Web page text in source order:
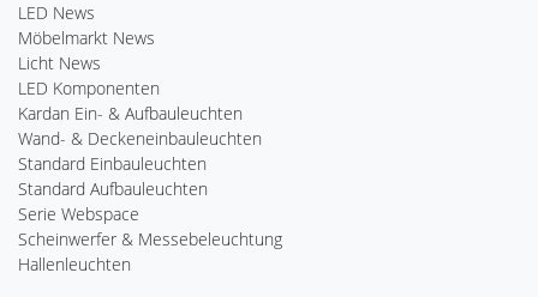
LED News
Möbelmarkt News
Licht News
LED Komponenten
Kardan Ein- & Aufbauleuchten
Wand- & Deckeneinbauleuchten
Standard Einbauleuchten
Standard Aufbauleuchten
Serie Webspace
Scheinwerfer & Messebeleuchtung
Hallenleuchten